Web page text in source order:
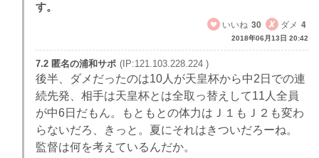
す。
いいね 30 ダメ 4
2018年06月13日 20:42
7.2 匿名の浦和サポ (IP:121.103.228.224 )
後半、ダメだったのは10人が天皇杯から中2日での連
続先発、相手は天皇杯とは全取っ替えして11人全員
が中6日だもん。もともとの体力はＪ１もＪ２も変わ
らないだろ、きっと。夏にそれはきついだろーね。
監督は何を考えているんだか。